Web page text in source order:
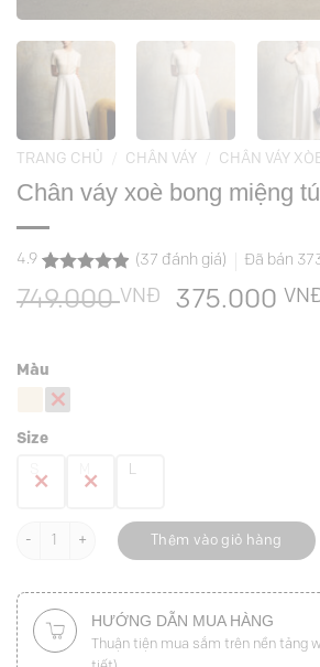
TRANG CHỦ CHÂN VÁY CHÂN VÁY
Chân váy xoè bong miệng
4.9
4.9
trên 5
dựa trên
37
(37 đánh giá) Đã bán
749.000VNĐ
Giá
375.000
Màu
Size
L
Chân váy xoè bong miệng túi đính cúc số
Thêm vào giỏ hàng
HƯỚNG DẪN MUA HÀNG
Thuận tiện mua sắm trên nền tảng